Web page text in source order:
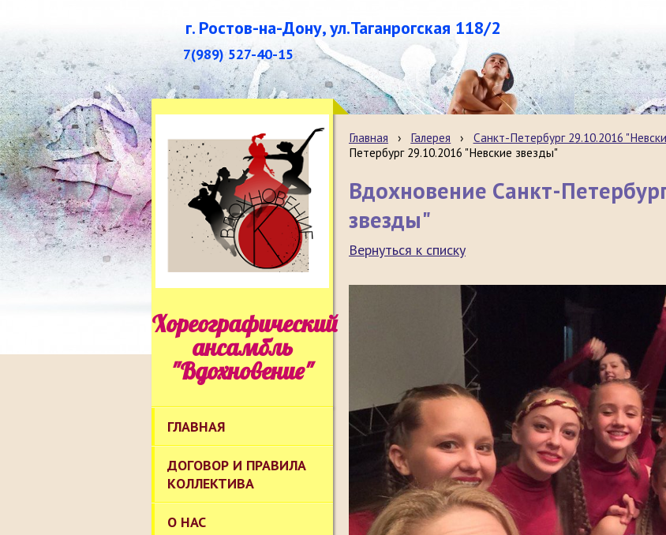
г. Ростов-на-Дону, ул.Таганрогская 118/2
7(989) 527-40-15
Хореографический
ансамбль
"Вдохновение"
ГЛАВНАЯ
ДОГОВОР И ПРАВИЛА
КОЛЛЕКТИВА
О НАС
Главная › Галерея › Санкт-Петербург 29.10.2016
Петербург 29.10.2016 "Невские звезды"
Вдохновение Санкт-
звезды"
Вернуться к списку